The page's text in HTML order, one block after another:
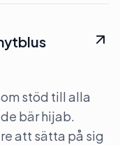
stöd till alla
bär hijab.
att sätta på sig